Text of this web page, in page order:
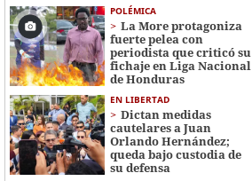
POLÉMICA
La More protagoniza
fuerte pelea con
periodista que criticó su
fichaje en Liga Nacional
de Honduras
EN LIBERTAD
Dictan medidas
cautelares a Juan
Orlando Hernández;
queda bajo custodia de
su defensa